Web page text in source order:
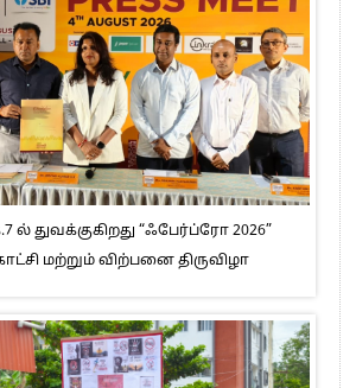
துவக்குகிறது “ஃபேர்ப்ரோ 2026”
மற்றும் விற்பனை திருவிழா